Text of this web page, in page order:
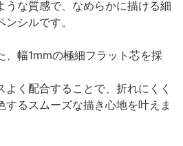
うな質感で、なめらかに描ける細
シルです。
、幅1mmの極細フラット芯を採
よく配合することで、折れにくく
るスムーズな描き心地を叶えま